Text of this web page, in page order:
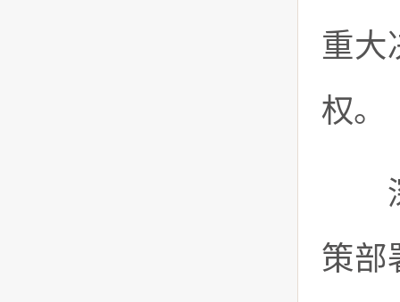
重大
权。
深
策部